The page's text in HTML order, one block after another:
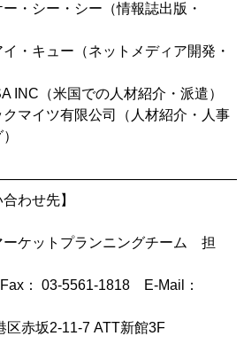
ー・シー（情報誌出版・
ー（ネットメディア開発・
米国での人材紹介・派遣）
ツ有限公司（人材紹介・人事
わせ先】
ケットプランニングチーム 担
： 03-5561-1818 E-Mail：
赤坂2-11-7 ATT新館3F